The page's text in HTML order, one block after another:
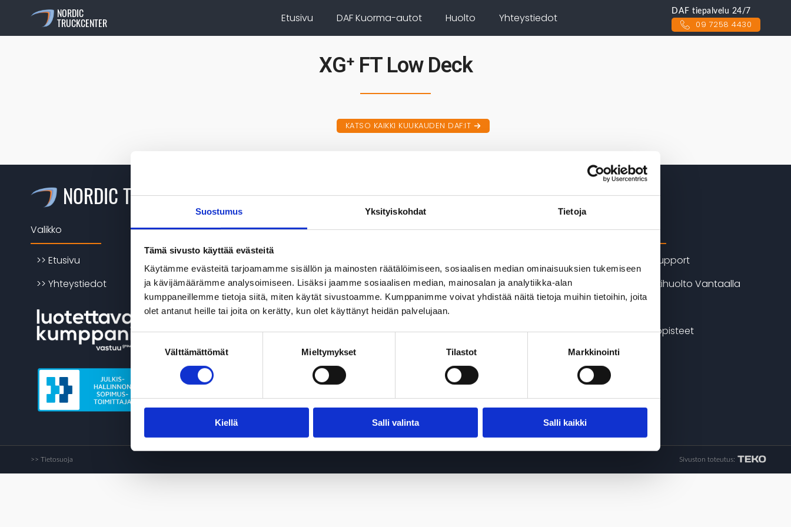
Suostumus Yksityiskohdat Tietoja
Tämä sivusto käyttää evästeitä
Käytämme evästeitä tarjoamamme sisällön ja mainosten räätälöimiseen, sosiaalisen median ominaisuuksien tukemiseen
ja kävijämäärämme analysoimiseen. Lisäksi jaamme sosiaalisen median, mainosalan ja analytiikka-alan
kumppaneillemme tietoja siitä, miten käytät sivustoamme. Kumppanimme voivat yhdistää näitä tietoja muihin tietoihin, joita
olet antanut heille tai joita on kerätty, kun olet käyttänyt heidän palvelujaan.
Välttämättömät Mieltymykset Tilastot Markkinointi
Kiellä Salli valinta Salli kaikki
NORDIC
TRUCKCENTER Etusivu DAF Kuorma-autot Huolto Yhteystiedot DAF tiepalvelu 24/7
09 7258 4430
XG⁺ FT Low Deck
KATSO KAIKKI KUUKAUDEN DAF:IT
NORDIC TRUCKCENTER
Valikko
>> Etusivu
>> Yhteystiedot
DAF Diesel -mallisto
>> DAF XD
>> DAF XFC & XDC
>> DAF XB
>> Varastoautot
DAF Electric -mallisto
>> DAF XD Electric
>> DAF XFC & XDC Electric
>> DAF XB Electric
Huolto
>> DAF MultiSupport
>> Monimerkkihuolto Vantaalla
>> DAF huoltopisteet
>> Tietosuoja Sivuston toteutus: